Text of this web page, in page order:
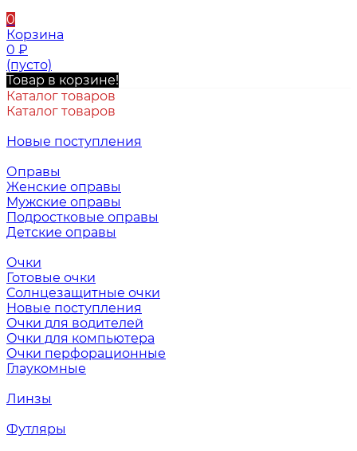
0
Корзина
0 ₽
(пусто)
Товар в корзине!
Каталог товаров
Каталог товаров
Новые поступления
Оправы
Женские оправы
Мужские оправы
Подростковые оправы
Детские оправы
Очки
Готовые очки
Солнцезащитные очки
Новые поступления
Очки для водителей
Очки для компьютера
Очки перфорационные
Глаукомные
Линзы
Футляры